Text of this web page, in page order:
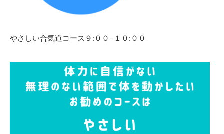
やさしい合気道コース９:００−１０:００